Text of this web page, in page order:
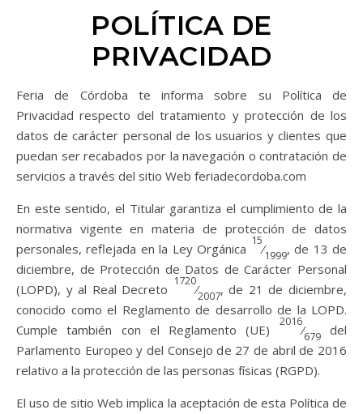
POLÍTICA DE
PRIVACIDAD
Feria de Córdoba te informa sobre su Política de
Privacidad respecto del tratamiento y protección de los
datos de carácter personal de los usuarios y clientes que
puedan ser recabados por la navegación o contratación de
servicios a través del sitio Web feriadecordoba.com
En este sentido, el Titular garantiza el cumplimiento de la
normativa vigente en materia de protección de datos
personales, reflejada en la Ley Orgánica
15
⁄1999, de 13 de
diciembre, de Protección de Datos de Carácter Personal
(LOPD), y al Real Decreto
1720
⁄2007, de 21 de diciembre,
conocido como el Reglamento de desarrollo de la LOPD.
Cumple también con el Reglamento (UE)
2016
⁄679del
Parlamento Europeo y del Consejo de 27 de abril de 2016
relativo a la protección de las personas físicas (RGPD).
El uso de sitio Web implica la aceptación de esta Política de